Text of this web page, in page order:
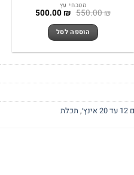
מטבחי עץ
550.00₪ המחיר
היה:
550.00 ₪.
500.00₪ המחיר
הוספה לסל
,תכלת